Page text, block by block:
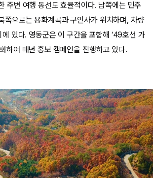
주변 여행 동선도 효율적이다. 남쪽에는 민주
쪽으로는 용화계곡과 구인사가 위치하며, 차량
있다. 영동군은 이 구간을 포함해 ‘49호선 가
하여 매년 홍보 캠페인을 진행하고 있다.